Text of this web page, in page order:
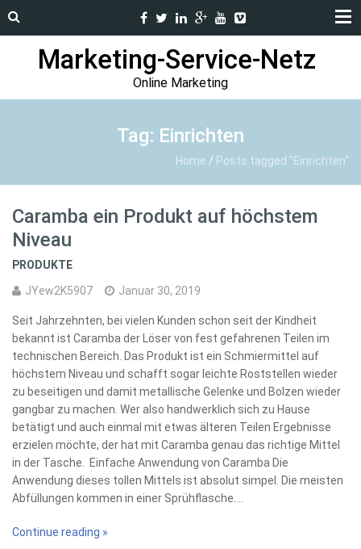
Marketing-Service-Netz
Online Marketing
Tag: Einrichten
Home / Posts tagged "Einrichten"
Caramba ein Produkt auf höchstem
Niveau
PRODUKTE
JYew2K5907
Januar 30, 2019
Seit Jahrzehnten, bei vielen Kunden schon seit der Kindheit
bekannt ist Caramba der Löser von fest gefahrenen Teilen im
technischen Bereich. Das Produkt ist ein Schmiermittel auf
höchstem Niveau und schafft sogar leichte Roststellen wieder
zu beseitigen und damit metallische Gelenke und Bolzen wieder
gangbar zu machen. Wer also handwerklich sich zu Hause
betätigt und auch einmal mit etwas älteren Teilen Ergebnisse
erzielen möchte, der hat mit Caramba genau das richtige Mittel
in der Tasche. Einfache Anwendung von Caramba Die
Anwendung dieses tollen Mittels ist absolut simpel. Die meisten
Abfüllungen kommen in einer Sprühflasche.…
Continue reading »